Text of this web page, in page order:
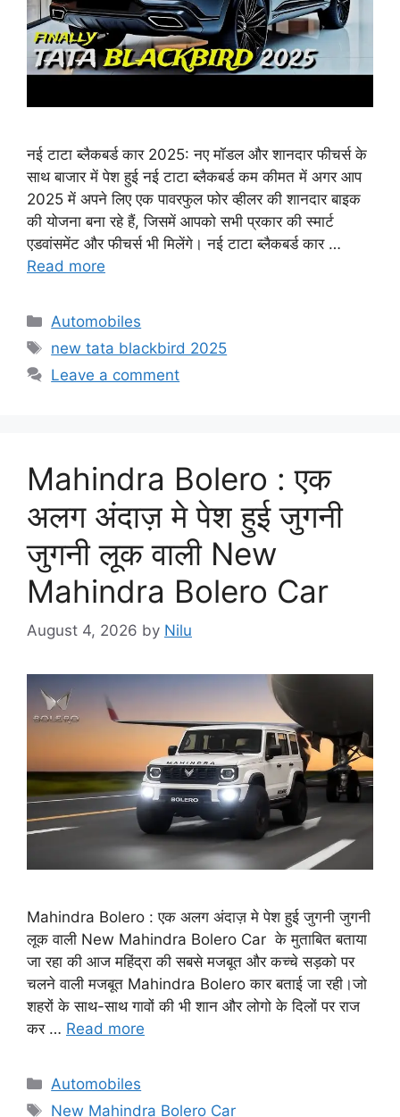
नई टाटा ब्लैकबर्ड कार 2025: नए मॉडल और शानदार फीचर्स के
साथ बाजार में पेश हुई नई टाटा ब्लैकबर्ड कम कीमत में अगर आप
2025 में अपने लिए एक पावरफुल फोर व्हीलर की शानदार बाइक
की योजना बना रहे हैं, जिसमें आपको सभी प्रकार की स्मार्ट
एडवांसमेंट और फीचर्स भी मिलेंगे। नई टाटा ब्लैकबर्ड कार …
Read more
Categories
Automobiles
Tags
new tata blackbird 2025
Leave a comment
Mahindra Bolero : एक
अलग अंदाज़ मे पेश हुई जुगनी
जुगनी लूक वाली New
Mahindra Bolero Car
August 4, 2026 by Nilu
Mahindra Bolero : एक अलग अंदाज़ मे पेश हुई जुगनी जुगनी
लूक वाली New Mahindra Bolero Car के मुताबित बताया
जा रहा की आज महिंद्रा की सबसे मजबूत और कच्चे सड़को पर
चलने वाली मजबूत Mahindra Bolero कार बताई जा रही।जो
शहरों के साथ-साथ गावों की भी शान और लोगो के दिलों पर राज
कर … Read more
Categories
Automobiles
Tags
New Mahindra Bolero Car